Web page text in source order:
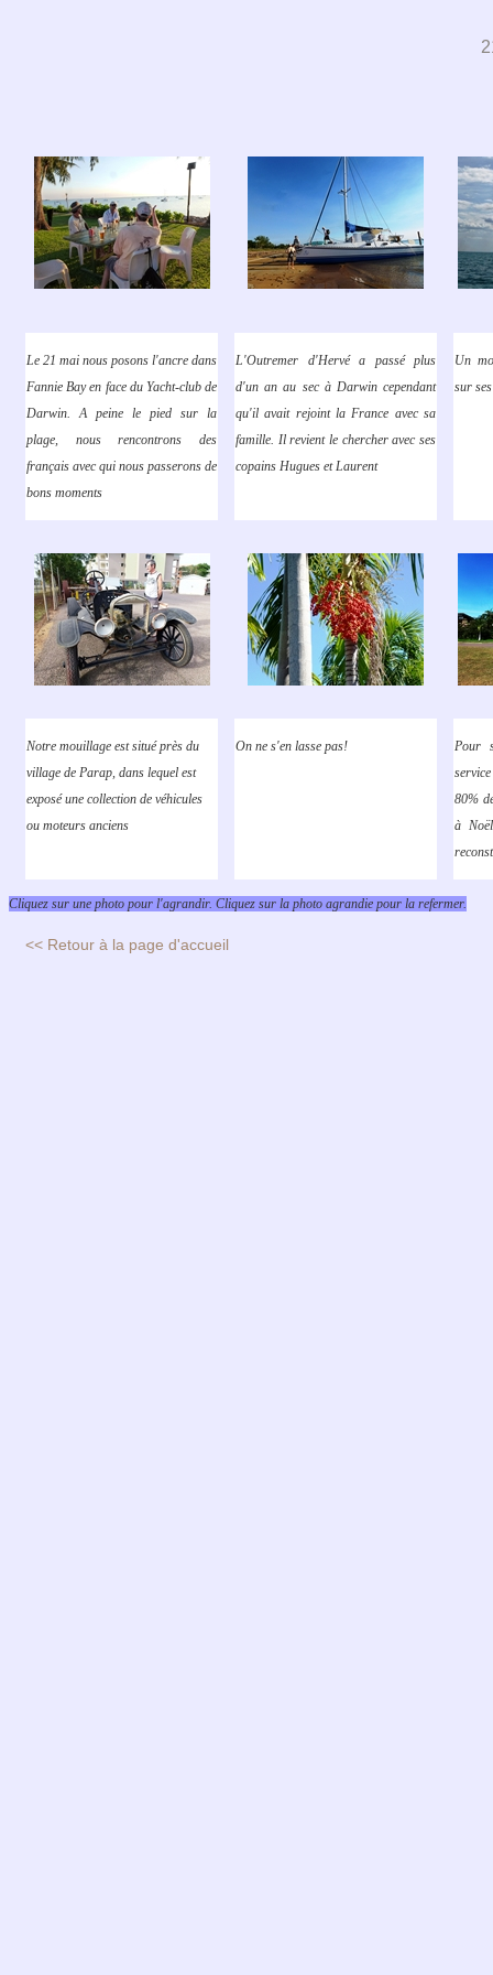
Le 21 mai nous posons l'ancre dans
Fannie Bay en face du Yacht-club de
Darwin. A peine le pied sur la
plage, nous rencontrons des
français avec qui nous passerons de
bons moments
L'Outremer d'Hervé a passé plus
d'un an au sec à Darwin cependant
qu'il avait rejoint la France avec sa
famille. Il revient le chercher avec ses
copains Hugues et Laurent
Un
sur
Notre mouillage est situé près du
village de Parap, dans lequel est
exposé une collection de véhicules
ou moteurs anciens
On ne s'en lasse pas!
Pour
80%
à
Cliquez sur une photo pour l'agrandir. Cliquez sur la photo agrandie pour la refermer.
<< Retour à la page d'accueil